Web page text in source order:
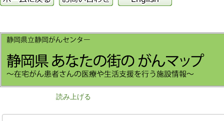
読み上げる